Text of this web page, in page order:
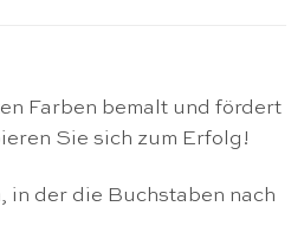
Farben bemalt und fördert
Sie sich zum Erfolg!
in der die Buchstaben nach